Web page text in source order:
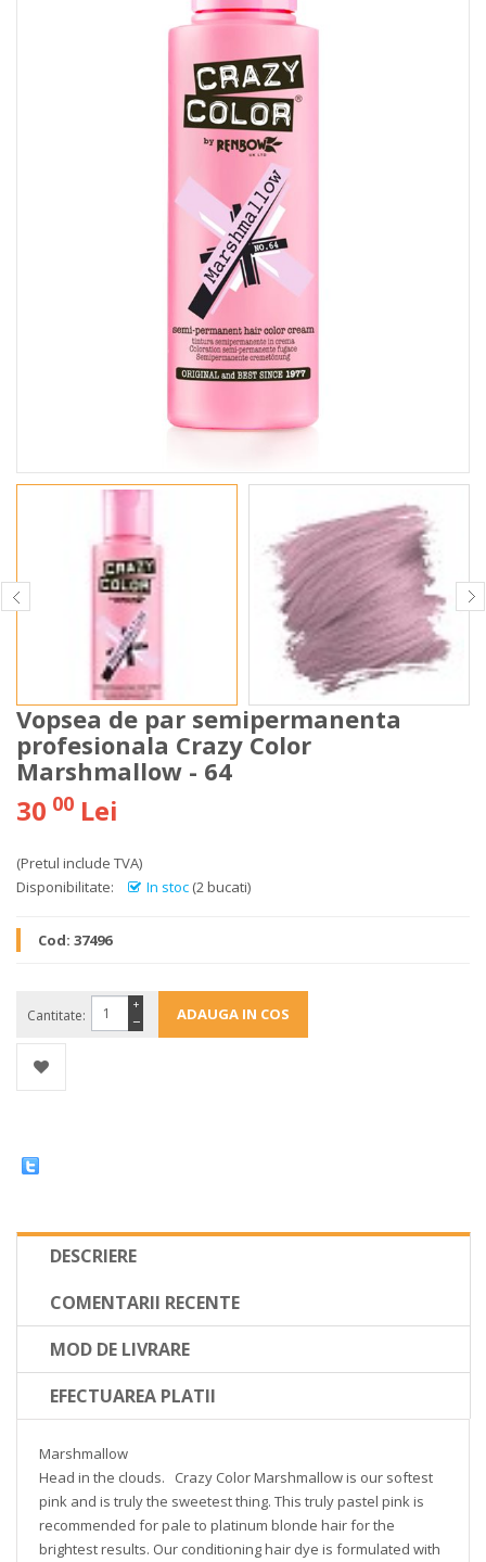
Vopsea de par semipermanenta
profesionala Crazy Color
Marshmallow - 64
30 00 Lei
(Pretul include TVA)
Disponibilitate:
In stoc (2 bucati)
Cod: 37496
Cantitate: −
+
DESCRIERE
COMENTARII RECENTE
MOD DE LIVRARE
EFECTUAREA PLATII
Marshmallow
Head in the clouds.
Crazy Color Marshmallow is our softest
pink and is truly the sweetest thing. This truly pastel pink is
recommended for pale to platinum blonde hair for the
brightest results. Our conditioning hair dye is formulated with